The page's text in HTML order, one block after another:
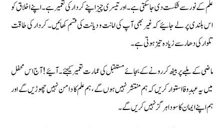
علم کے نور سے شکست دی جا سکتی ہے۔ اور تیسری چیز اپنے کردار کی تعمیر ہے۔ اپنے اخلاق کو
اس بلندی پر لے جائیے کہ غیر بھی آپ کی امانت و دیانت کی قسم کھائیں۔ کردار کی طاقت
تلوار کی دھار سے زیادہ تیز ہوتی ہے۔
ماضی کے ملبے پر بیٹھ کر رونے کے بجائے مستقبل کی عمارت تعمیر کیجئے۔ آئیے! آج اس محفل
میں یہ عہدِ وفا استوار کریں کہ ہم منتشر نہیں ہوں گے، ہم علم کا دامن نہیں چھوڑیں گے اور
ہم اپنے ایمان کا سودا ہرگز نہیں کریں گے۔